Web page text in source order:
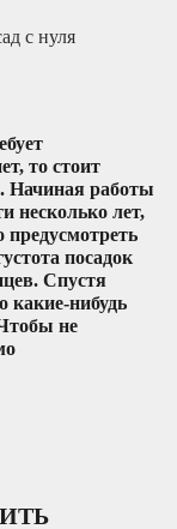
с нуля
то стоит
. Начиная работы
несколько лет,
посадок
Спустя
какие-нибудь
не